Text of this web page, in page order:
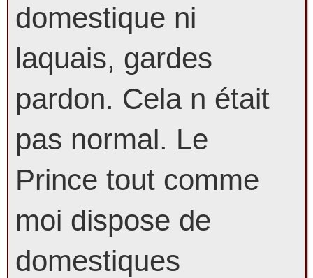
domestique ni
laquais, gardes
pardon. Cela n était
pas normal. Le
Prince tout comme
moi dispose de
domestiques